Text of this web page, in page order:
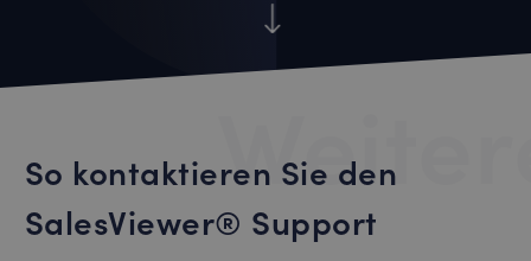
So kontaktieren Sie den
SalesViewer® Support